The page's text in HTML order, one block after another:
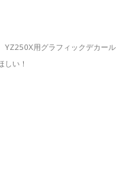
YZ250X用グラフィックデカール
い！